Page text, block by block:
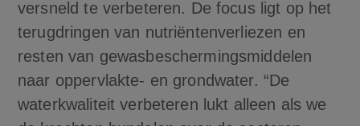
versneld te verbeteren. De focus ligt op het
terugdringen van nutriëntenverliezen en
resten van gewasbeschermingsmiddelen
naar oppervlakte- en grondwater. “De
waterkwaliteit verbeteren lukt alleen als we